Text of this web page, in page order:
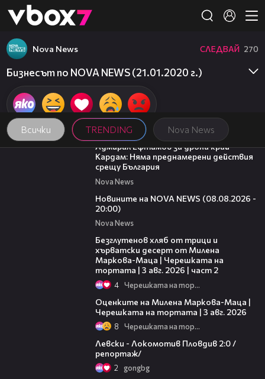
👾
Всички TRENDING Nova News
Nova News СЛЕДВАЙ 270
Бизнесът по NOVA NEWS (21.01.2020 г.)
01:48
Адмирал Ефтимов за дрона край
Кардам: Няма преднамерени действия
срещу България
Nova News
Новините на NOVA NEWS (08.08.2026 -
20:00)
Nova News
Безглутенов хляб от трици и
хърватски десерт от Милена
Маркова-Маца | Черешката на
тортата | 3 авг. 2026 | част 2
4 Черешката на тортата
Оценките на Милена Маркова-Маца |
Черешката на тортата | 3 авг. 2026
8 Черешката на тортата
Левски - Локомотив Пловдив 2:0 /
репортаж/
2 gongbg